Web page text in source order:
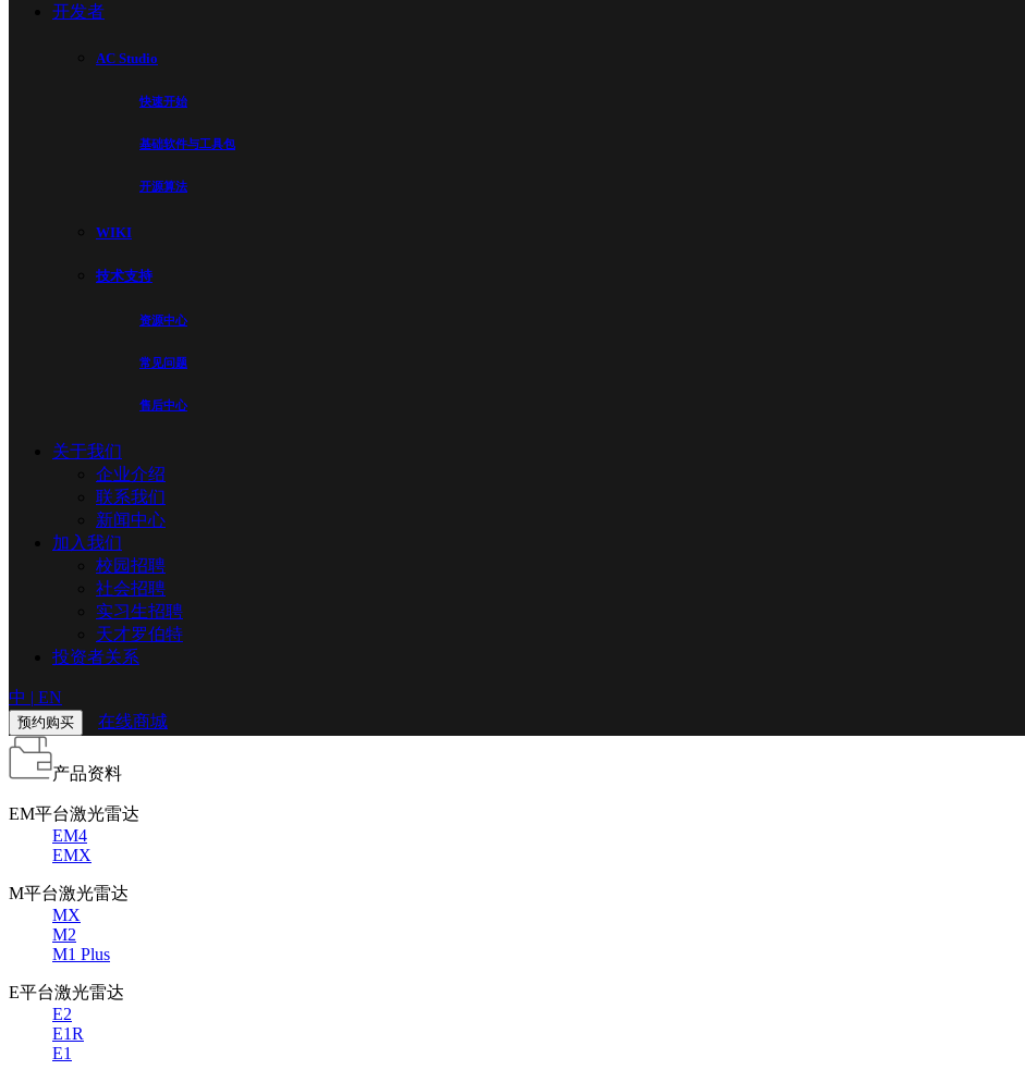
开发者
AC Studio
快速开始
基础软件与工具包
开源算法
WIKI
技术支持
资源中心
常见问题
售后中心
关于我们
企业介绍
联系我们
新闻中心
加入我们
校园招聘
社会招聘
实习生招聘
天才罗伯特
投资者关系
中 | EN
预约购买 在线商城
产品资料
EM平台激光雷达
EM4
EMX
M平台激光雷达
MX
M2
M1 Plus
E平台激光雷达
E2
E1R
E1